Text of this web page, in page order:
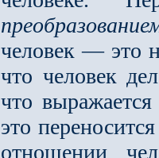
человек — это
что человек
что
это
отношении